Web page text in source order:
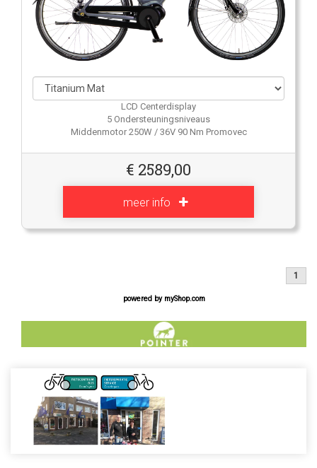
LCD Centerdisplay
5 Ondersteuningsniveaus
Middenmotor 250W / 36V 90 Nm Promovec
€ 2589,00
meer info
1
powered by myShop.com